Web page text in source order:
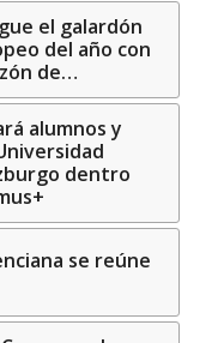
el galardón
del año con
de…
alumnos y
dentro
se reúne